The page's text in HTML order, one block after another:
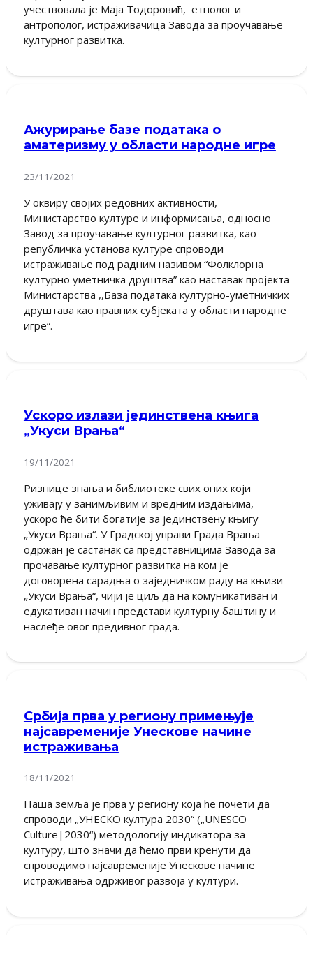
учествовала је Маја Тодоровић, етнолог и
антрополог, истраживачица Завода за проучавање
културног развитка.
Ажурирање базе података о
аматеризму у области народне игре
23/11/2021
У оквиру својих редовних активности,
Министарство културе и информисања, односно
Завод за проучавање културног развитка, као
републичка установа културе спроводи
истраживање под радним називом “Фолклорна
културно уметничка друштва” као наставак пројекта
Министарства ,,База података културно-уметничких
друштава као правних субјеката у области народне
игре“.
Ускоро излази јединствена књига
„Укуси Врања“
19/11/2021
Ризнице знања и библиотеке свих оних који
уживају у занимљивим и вредним издањима,
ускоро ће бити богатије за јединствену књигу
„Укуси Врања“. У Градској управи Града Врања
одржан је састанак са представницима Завода за
прочавање културног развитка на ком је
договорена сарадња о заједничком раду на књизи
„Укуси Врања“, чији је циљ да на комуникативан и
едукативан начин представи културну баштину и
наслеђе овог предивног града.
Србија прва у региону примењује
најсавременије Унескове начине
истраживања
18/11/2021
Наша земља је прва у региону која ће почети да
спроводи „УНЕСКО култура 2030“ („UNESCO
Culture|2030“) методологију индикатора за
културу, што значи да ћемо први кренути да
спроводимо најсавременије Унескове начине
истраживања одрживог развоја у култури.